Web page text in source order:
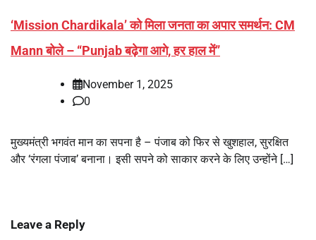
‘Mission Chardikala’ को मिला जनता का अपार समर्थन: CM
Mann बोले – “Punjab बढ़ेगा आगे, हर हाल में”
November 1, 2025
0
मुख्यमंत्री भगवंत मान का सपना है – पंजाब को फिर से खुशहाल, सुरक्षित
और ‘रंगला पंजाब’ बनाना। इसी सपने को साकार करने के लिए उन्होंने […]
Leave a Reply